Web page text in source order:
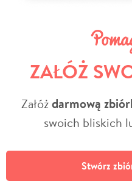
ZAŁÓŻ
Załóżdarmową
swoich bliskich
Stwórz